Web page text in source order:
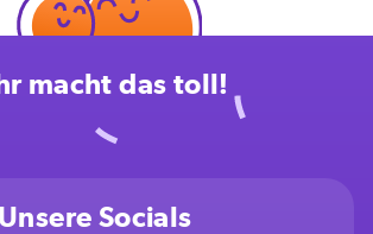
macht das toll!
Unsere Socials